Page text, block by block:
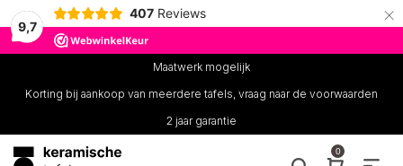
9,7
407 Reviews ×
Maatwerk mogelijk
Korting bij aankoop van meerdere tafels, vraag naar de voorwaarden
2 jaar garantie
0